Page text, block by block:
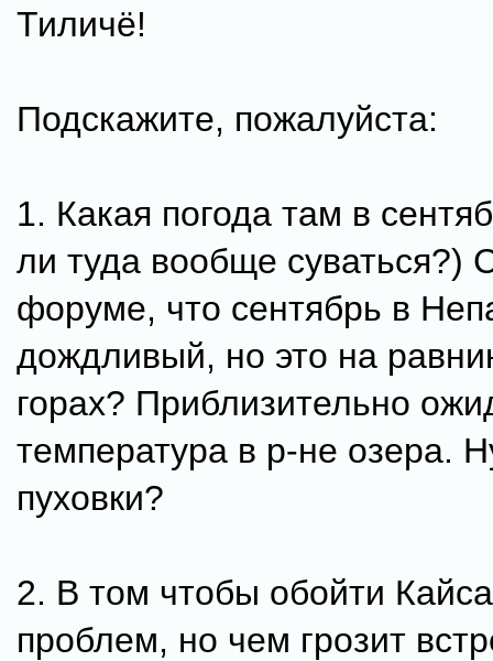
Тиличё!
Подскажите, пожалуйста:
1. Какая погода там в
ли туда вообще
форуме, что сентябрь в
дождливый, но это на
горах? Приблизительно
температура в р-не озера.
пуховки?
2. В том чтобы обойти
проблем, но чем грозит